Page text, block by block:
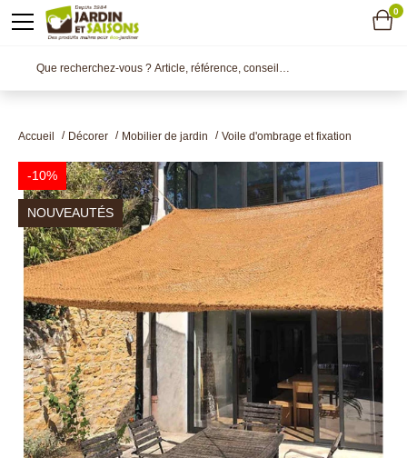
Accueil Décorer Mobilier de jardin Voile d'ombrage et fixation
-10%
NOUVEAUTÉS
0